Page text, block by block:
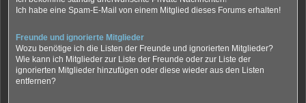
Ich habe eine Spam-E-Mail von einem Mitglied dieses Forums erhalten!
Freunde und ignorierte Mitglieder
Wozu benötige ich die Listen der Freunde und ignorierten Mitglieder?
Wie kann ich Mitglieder zur Liste der Freunde oder zur Liste der
ignorierten Mitglieder hinzufügen oder diese wieder aus den Listen
entfernen?